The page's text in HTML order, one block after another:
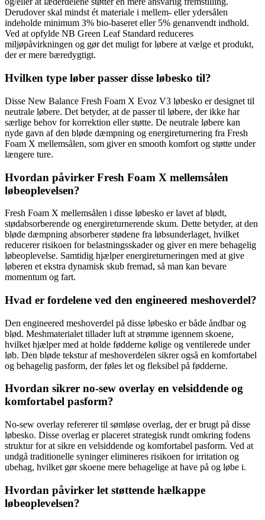
Derudover skal mindst ét materiale i mellem- eller ydersålen
indeholde minimum 3% bio-baseret eller 5% genanvendt indhold.
Ved at opfylde NB Green Leaf Standard reduceres
miljøpåvirkningen og gør det muligt for løbere at vælge et produkt,
der er mere bæredygtigt.
Hvilken type løber passer disse løbesko til?
Disse New Balance Fresh Foam X Evoz V3 løbesko er designet til
neutrale løbere. Det betyder, at de passer til løbere, der ikke har
særlige behov for korrektion eller støtte. De neutrale løbere kan
nyde gavn af den bløde dæmpning og energireturnering fra Fresh
Foam X mellemsålen, som giver en smooth komfort og støtte under
længere ture.
Hvordan påvirker Fresh Foam X mellemsålen
løbeoplevelsen?
Fresh Foam X mellemsålen i disse løbesko er lavet af blødt,
stødabsorberende og energireturnerende skum. Dette betyder, at den
bløde dæmpning absorberer stødene fra løbsunderlaget, hvilket
reducerer risikoen for belastningsskader og giver en mere behagelig
løbeoplevelse. Samtidig hjælper energireturneringen med at give
løberen et ekstra dynamisk skub fremad, så man kan bevare
momentum og fart.
Hvad er fordelene ved den engineered meshoverdel?
Den engineered meshoverdel på disse løbesko er både åndbar og
blød. Meshmaterialet tillader luft at strømme igennem skoene,
hvilket hjælper med at holde fødderne kølige og ventilerede under
løb. Den bløde tekstur af meshoverdelen sikrer også en komfortabel
og behagelig pasform, der føles let og fleksibel på fødderne.
Hvordan sikrer no-sew overlay en velsiddende og
komfortabel pasform?
No-sew overlay refererer til sømløse overlag, der er brugt på disse
løbesko. Disse overlag er placeret strategisk rundt omkring fodens
struktur for at sikre en velsiddende og komfortabel pasform. Ved at
undgå traditionelle syninger elimineres risikoen for irritation og
ubehag, hvilket gør skoene mere behagelige at have på og løbe i.
Hvordan påvirker let støttende hælkappe
løbeoplevelsen?